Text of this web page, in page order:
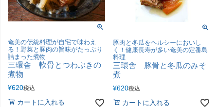
奄美の伝統料理が自宅で味わえ
る！野菜と豚肉の旨味がたっぷり
詰まった煮物
三環舎 軟骨とつわぶきの
煮物
¥620税込
カートに入れる
豚肉と冬瓜をヘルシーにおいし
く！健康長寿が多い奄美の定番島
料理
三環舎 豚骨と冬瓜のみそ
煮
¥620税込
カートに入れる